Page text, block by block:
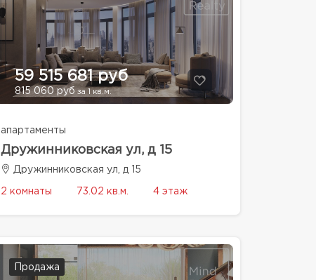
59 515 681 руб
815 060 руб за 1 кв.м.
апартаменты
Дружинниковская ул, д 15
Дружинниковская ул, д 15
2 комнаты 73.02 кв.м. 4 этаж
Продажа